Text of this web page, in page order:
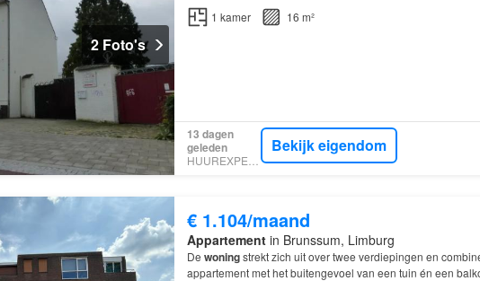
2 Foto's
1 kamer 16 m²
13 dagen
geleden
Bekijk eigendom
€ 1.104/maand
Appartementin Brunssum, Limburg
De woningstrekt zich uit over twee verdiepingen en
appartement met het buitengevoel van een tuin én een